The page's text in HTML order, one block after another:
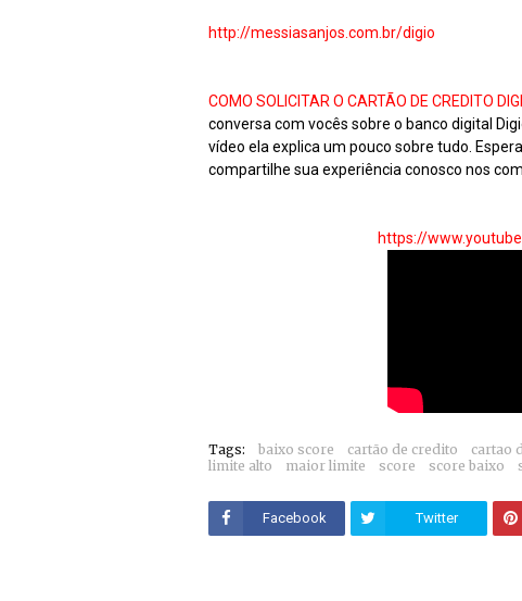
http://messiasanjos.com.br/digio
COMO SOLICITAR O CARTÃO DE CREDITO
conversa com vocês sobre o banco digital
vídeo ela explica um pouco sobre tudo.
compartilhe sua experiência conosco nos
https://
Tags: baixo score cartão de credito cartao
limite alto
maior limite score score baixo
Facebook Twitter